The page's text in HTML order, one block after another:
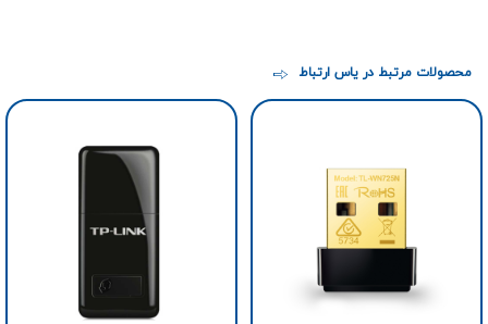
محصولات مرتبط در یاس ارتباط